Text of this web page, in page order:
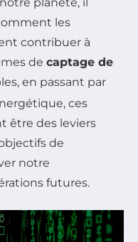
les
contribuer à
de captage de
en passant par
ces
être des leviers
de
notre
futures.